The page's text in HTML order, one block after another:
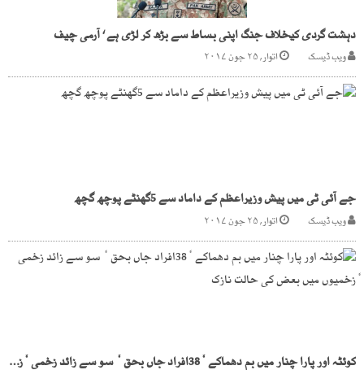
دہشت گردی کیخلاف جنگ اپنی بساط سے بڑھ کر لڑی ہے ‘ آرمی چیف
ویب ڈیسک اتوار, ۲۵ جون ۲۰۱۷
جے آئی ٹی میں پیش وزیراعظم کے داماد سے 5گھنٹے پوچھ گچھ
ویب ڈیسک اتوار, ۲۵ جون ۲۰۱۷
کوئٹہ اور پارا چنار میں بم دھماکے ٗ38افراد جاں بحق ٗ سو سے زائد زخمی ٗزخمیوں میں بعض کی حالت نازک